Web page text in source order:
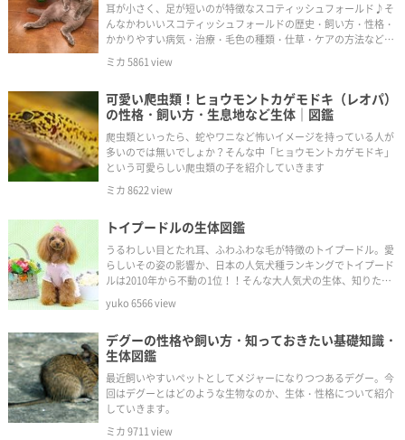
耳が小さく、足が短いのが特徴なスコティッシュフォールド♪そ
んなかわいいスコティッシュフォールドの歴史・飼い方・性格・
かかりやすい病気・治療・毛色の種類・仕草・ケアの方法などな
どを紹介していきます。
ミカ5861view
可愛い爬虫類！ヒョウモントカゲモドキ（レオパ）
の性格・飼い方・生息地など生体｜図鑑
爬虫類といったら、蛇やワニなど怖いイメージを持っている人が
多いのでは無いでしょか？そんな中「ヒョウモントカゲモドキ」
という可愛らしい爬虫類の子を紹介していきます
ミカ8622view
トイプードルの生体図鑑
うるわしい目とたれ耳、ふわふわな毛が特徴のトイプードル。愛
らしいその姿の影響か、日本の人気犬種ランキングでトイプード
ルは2010年から不動の1位！！そんな大人気犬の生体、知りたく
ないですか？これからトイプードルを飼おうと考えている方、小
型犬に興味のある方必見ですよ～！
yuko6566view
デグーの性格や飼い方・知っておきたい基礎知識・
生体図鑑
最近飼いやすいペットとしてメジャーになりつつあるデグー。今
回はデグーとはどのような生物なのか、生体・性格について紹介
していきます。
ミカ9711view